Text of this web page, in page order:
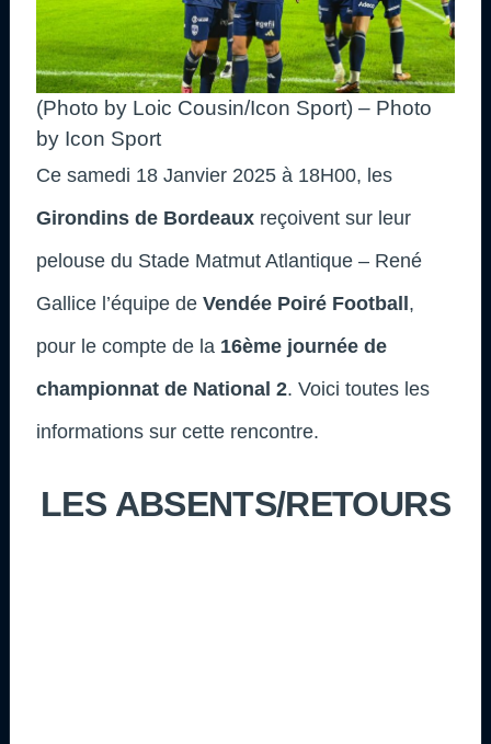
(Photo by Loic Cousin/Icon Sport) – Photo
by Icon Sport
Ce samedi 18 Janvier 2025 à 18H00, les
Girondins de Bordeaux reçoivent sur leur
pelouse du Stade Matmut Atlantique – René
Gallice l’équipe de Vendée Poiré Football,
pour le compte de la 16ème journée de
championnat de National 2. Voici toutes les
informations sur cette rencontre.
LES ABSENTS/RETOURS